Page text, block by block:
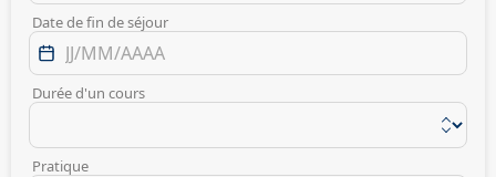
Date de fin de séjour
Durée d'un cours
Pratique